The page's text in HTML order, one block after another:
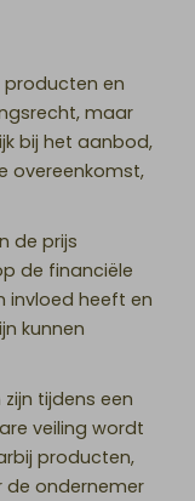
producten en
maar
bij het aanbod,
overeenkomst,
de prijs
de financiële
invloed heeft en
kunnen
tijdens een
veiling wordt
producten,
ondernemer